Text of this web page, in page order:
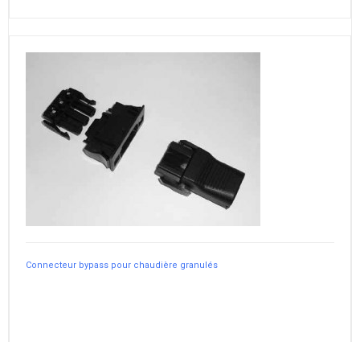
Connecteur bypass pour chaudière granulés